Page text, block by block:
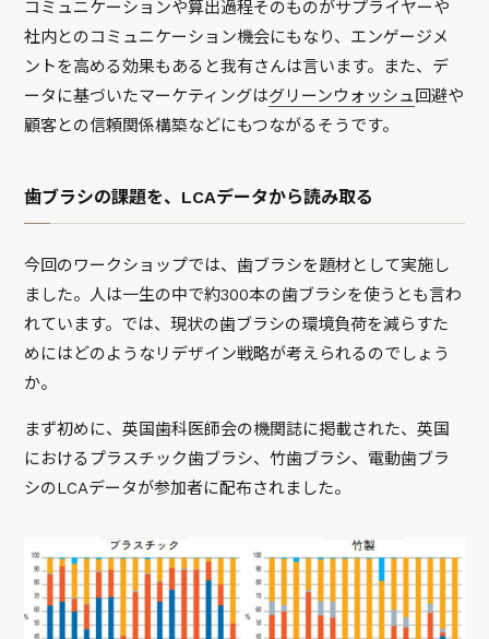
コミュニケーションや算出過程そのものがサプライヤーや
社内とのコミュニケーション機会にもなり、エンゲージメ
ントを高める効果もあると我有さんは言います。また、デ
ータに基づいたマーケティングはグリーンウォッシュ 回避や
顧客との信頼関係構築などにもつながるそうです。
歯ブラシの課題を、LCAデータから読み取る
今回のワークショップでは、歯ブラシを題材として実施し
ました。人は一生の中で約300本の歯ブラシを使うとも言わ
れています。では、現状の歯ブラシの環境負荷を減らすた
めにはどのようなリデザイン戦略が考えられるのでしょう
か。
まず初めに、英国歯科医師会の機関誌に掲載された、英国
におけるプラスチック歯ブラシ、竹歯ブラシ、電動歯ブラ
シのLCAデータが参加者に配布されました。